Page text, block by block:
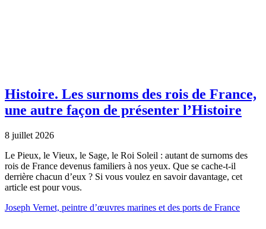
Histoire. Les surnoms des rois de France,
une autre façon de présenter l’Histoire
8 juillet 2026
Le Pieux, le Vieux, le Sage, le Roi Soleil : autant de surnoms des
rois de France devenus familiers à nos yeux. Que se cache-t-il
derrière chacun d’eux ? Si vous voulez en savoir davantage, cet
article est pour vous.
Joseph Vernet, peintre d’œuvres marines et des ports de France